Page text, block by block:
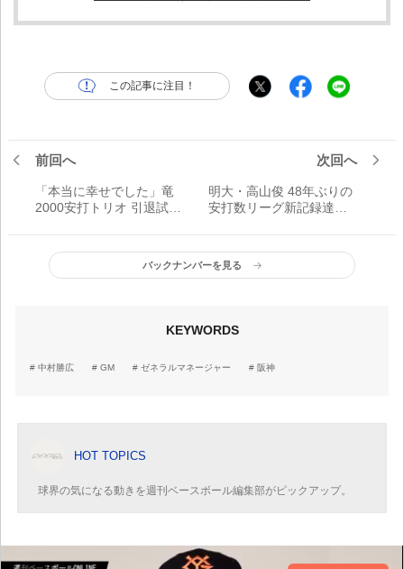
この記事に注目！
前回へ
「本当に幸せでした」竜
2000安打トリオ 引退試合
次回へ
明大・高山俊 48年ぶりの
安打数リーグ新記録達成
バックナンバーを見る
KEYWORDS
中村勝広 GM ゼネラルマネージャー 阪神
HOT TOPICS
球界の気になる動きを週刊ベースボール編集部がピックアップ。